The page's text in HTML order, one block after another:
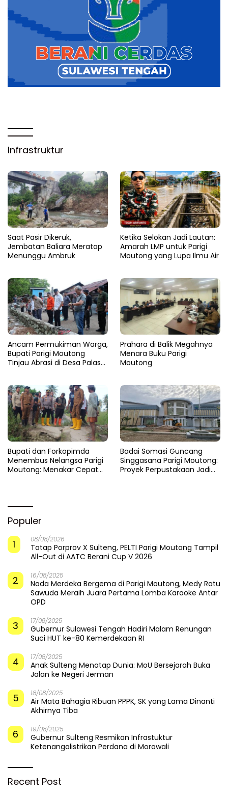
Infrastruktur
Saat Pasir Dikeruk,
Jembatan Baliara Meratap
Menunggu Ambruk
Ketika Selokan Jadi Lautan:
Amarah LMP untuk Parigi
Moutong yang Lupa Ilmu Air
Ancam Permukiman Warga,
Bupati Parigi Moutong
Tinjau Abrasi di Desa Palasa
Prahara di Balik Megahnya
Menara Buku Parigi
Moutong
​Bupati dan Forkopimda
Menembus Nelangsa Parigi
Moutong: Menakar Cepat
Badai Somasi Guncang
Singgasana Parigi Moutong:
Proyek Perpustakaan Jadi
Populer
1
08/08/2026
Tatap Porprov X Sulteng, PELTI Parigi Moutong Tampil
All-Out di AATC Berani Cup V 2026
2 16/08/2025
Nada Merdeka Bergema di Parigi Moutong, Medy Ratu
Sawuda Meraih Juara Pertama Lomba Karaoke Antar
OPD
3 17/08/2025
Gubernur Sulawesi Tengah Hadiri Malam Renungan
Suci HUT ke-80 Kemerdekaan RI
4 17/08/2025
Anak Sulteng Menatap Dunia: MoU Bersejarah Buka
Jalan ke Negeri Jerman
5 18/08/2025
Air Mata Bahagia Ribuan PPPK, SK yang Lama Dinanti
Akhirnya Tiba
6 19/08/2025
Gubernur Sulteng Resmikan Infrastuktur
Ketenangalistrikan Perdana di Morowali
Recent Post